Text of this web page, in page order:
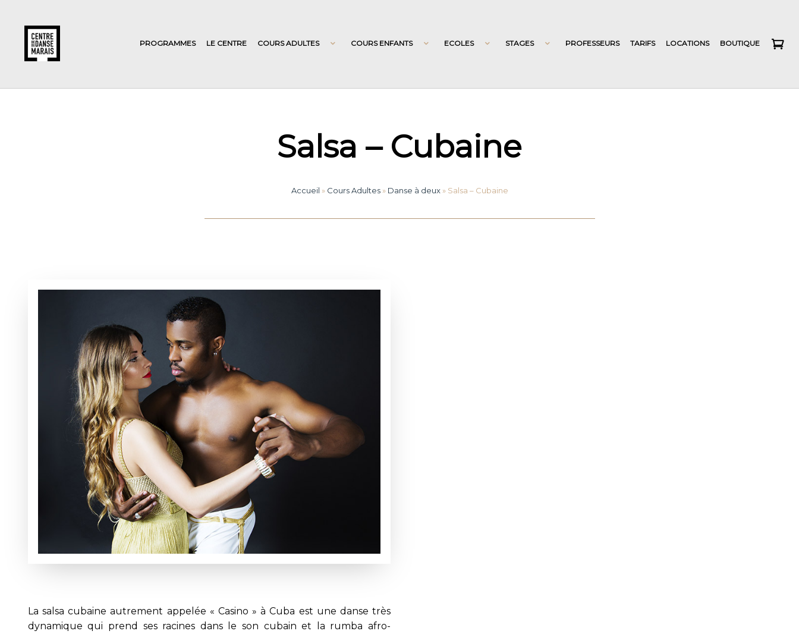
PROGRAMMES LE CENTRE COURS ADULTES COURS ENFANTS ECOLES STAGES PROFESSEURS TARIFS LOCATIONS BOUTIQUE
Salsa – Cubaine
Accueil » Cours Adultes» Danse à deux» Salsa – Cubaine
La salsa cubaine autrement appelée « Casino » à Cuba est une danse très
dynamique qui prend ses racines dans le son cubain et la rumba afro-